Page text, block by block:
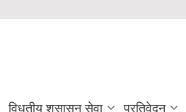
विधुतीय शुसासन सेवा प्रतिवेदन